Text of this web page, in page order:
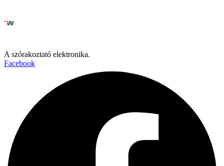
A szórakoztató elektronika.
Facebook